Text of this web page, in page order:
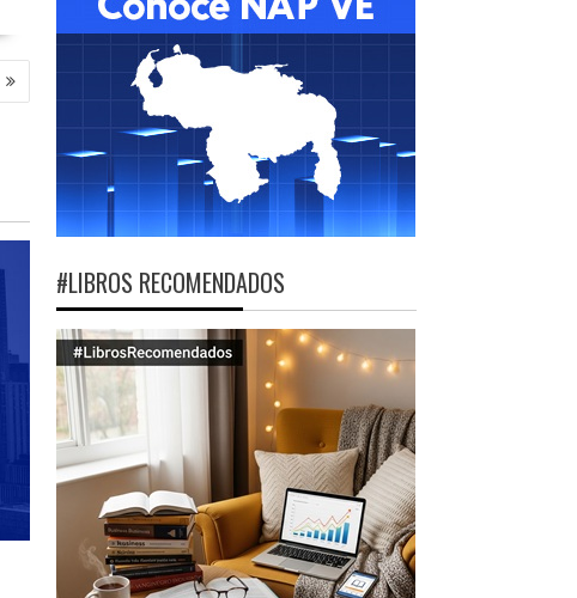
#LIBROS RECOMENDADOS